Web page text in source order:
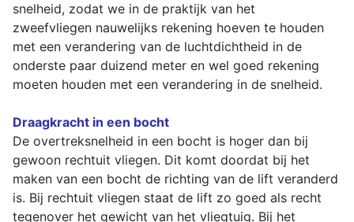
snelheid, zodat we in de praktijk van het
zweefvliegen nauwelijks rekening hoeven te houden
met een verandering van de luchtdichtheid in de
onderste paar duizend meter en wel goed rekening
moeten houden met een verandering in de snelheid.
Draagkracht in een bocht
De overtreksnelheid in een bocht is hoger dan bij
gewoon rechtuit vliegen. Dit komt doordat bij het
maken van een bocht de richting van de lift veranderd
is. Bij rechtuit vliegen staat de lift zo goed als recht
tegenover het gewicht van het vliegtuig. Bij het